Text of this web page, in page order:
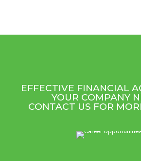
EFFECTIVE FINANCIAL
YOUR COMPANY
CONTACT US FOR